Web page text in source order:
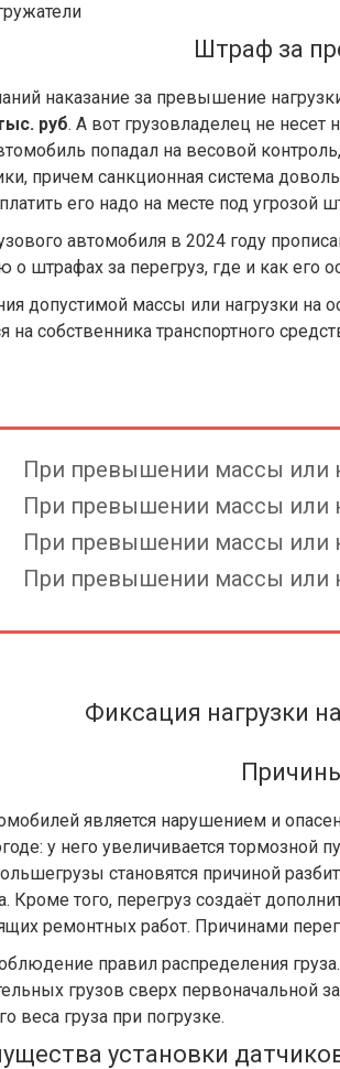
Штраф за
наказание за превышение
руб. А вот грузовладелец не несет
попадал на весовой
причем санкционная система
его надо на месте под угрозой
автомобиля в 2024 году
штрафах за перегруз, где и как его
допустимой массы или нагрузки на
собственника транспортного
При превышении массы или
При превышении массы или
При превышении массы или
При превышении массы или
Фиксация нагрузки
является нарушением и
у него увеличивается
становятся причиной
Кроме того, перегруз создаёт
ремонтных работ. Причинами
правил распределения груза.
грузов сверх первоначальной
веса груза при погрузке.
установки